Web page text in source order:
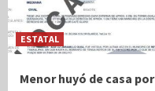
ESTATAL
Menor huyó de casa por